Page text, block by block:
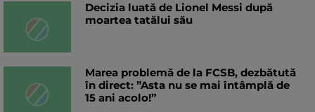
Decizia luată de Lionel Messi după
moartea tatălui său
Marea problemă de la FCSB, dezbătută
în direct: ”Asta nu se mai întâmplă de
15 ani acolo!”